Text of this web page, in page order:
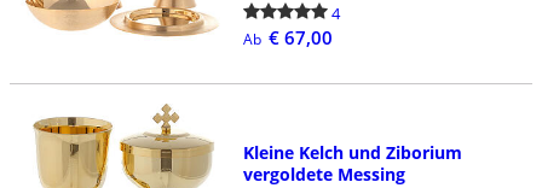
4
Ab € 67,00
Kleine Kelch und Ziborium
vergoldete Messing